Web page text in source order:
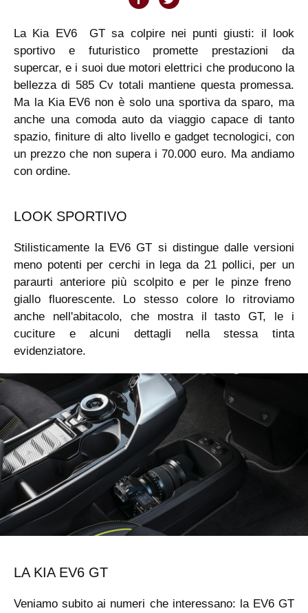
La Kia EV6 GT sa colpire nei punti giusti: il look
sportivo e futuristico promette prestazioni da
supercar, e i suoi due motori elettrici che producono la
bellezza di 585 Cv totali mantiene questa promessa.
Ma la Kia EV6 non è solo una sportiva da sparo, ma
anche una comoda auto da viaggio capace di tanto
spazio, finiture di alto livello e gadget tecnologici, con
un prezzo che non supera i 70.000 euro. Ma andiamo
con ordine.
LOOK SPORTIVO
Stilisticamente la EV6 GT si distingue dalle versioni
meno potenti per cerchi in lega da 21 pollici, per un
paraurti anteriore più scolpito e per le pinze freno
giallo fluorescente. Lo stesso colore lo ritroviamo
anche nell'abitacolo, che mostra il tasto GT, le i
cuciture e alcuni dettagli nella stessa tinta
evidenziatore.
LA KIA EV6 GT
Veniamo subito ai numeri che interessano: la EV6 GT